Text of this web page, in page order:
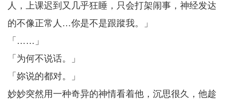
人，上课迟到又几乎狂睡，只会打架闹事，神经发达
的不像正常人…你是不是跟蹤我。」
「……」
「为何不说话。」
「妳说的都对。」
妙妙突然用一种奇异的神情看着他，沉思很久，他趁